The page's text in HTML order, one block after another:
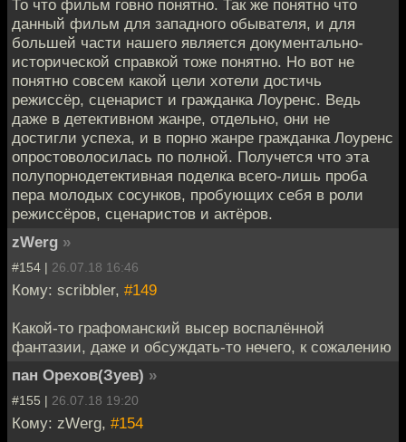
То что фильм говно понятно. Так же понятно что
данный фильм для западного обывателя, и для
большей части нашего является документально-
исторической справкой тоже понятно. Но вот не
понятно совсем какой цели хотели достичь
режиссёр, сценарист и гражданка Лоуренс. Ведь
даже в детективном жанре, отдельно, они не
достигли успеха, и в порно жанре гражданка Лоуренс
опростоволосилась по полной. Получется что эта
полупорнодетективная поделка всего-лишь проба
пера молодых сосунков, пробующих себя в роли
режиссёров, сценаристов и актёров.
zWerg »
#154 | 26.07.18 16:46
Кому: scribbler, #149
Какой-то графоманский высер воспалённой
фантазии, даже и обсуждать-то нечего, к сожалению
пан Орехов(Зуев) »
#155 | 26.07.18 19:20
Кому: zWerg, #154